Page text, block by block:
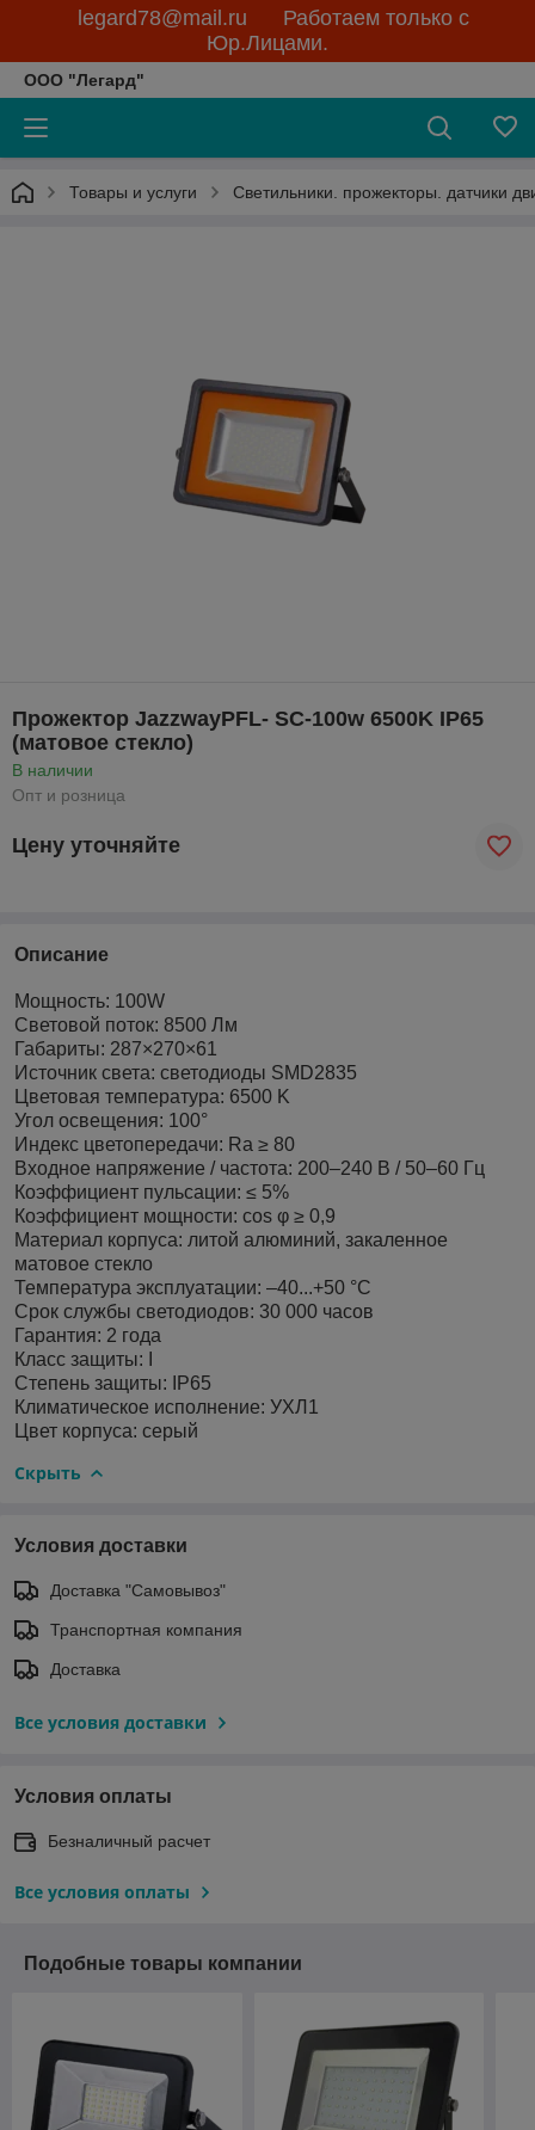
legard78@mail.ru Работаем только с
Юр.Лицами.
ООО "Легард"
Товары и услуги Светильники. прожекторы. датчики
Прожектор JazzwayPFL- SC-100w 6500K IP65
(матовое стекло)
В наличии
Опт и розница
Цену уточняйте
Описание
Мощность: 100W
Световой поток: 8500 Лм
Габариты: 287×270×61
Источник света: светодиоды SMD2835
Цветовая температура: 6500 K
Угол освещения: 100°
Индекс цветопередачи: Ra ≥ 80
Входное напряжение / частота: 200–240 В / 50–60 Гц
Коэффициент пульсации: ≤ 5%
Коэффициент мощности: cos φ ≥ 0,9
Материал корпуса: литой алюминий, закаленное
матовое стекло
Температура эксплуатации: –40...+50 °С
Срок службы светодиодов: 30 000 часов
Гарантия: 2 года
Класс защиты: I
Степень защиты: IP65
Климатическое исполнение: УХЛ1
Цвет корпуса: серый
Скрыть
Условия доставки
Доставка "Самовывоз"
Транспортная компания
Доставка
Все условия доставки
Условия оплаты
Безналичный расчет
Все условия оплаты
Подобные товары компании